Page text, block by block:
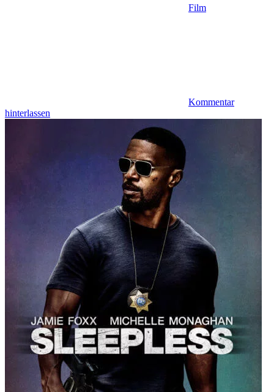
Film
Kommentar
hinterlassen